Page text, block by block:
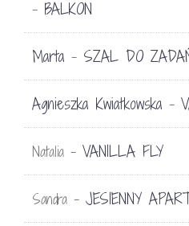
- BALKON
Marta - SZAL DO
Agnieszka Kwiatkowska -
Natalia - VANILLA FLY
Sandra - JESIENNY